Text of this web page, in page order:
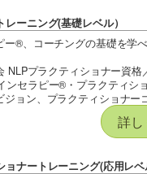
ーニング(基礎レベル）
ー®、コーチングの基礎を学
NLPプラクティショナー資格
ンセラピー®・プラクティシ
ジョン、プラクティショナー
詳し
ナートレーニング(応用レベ